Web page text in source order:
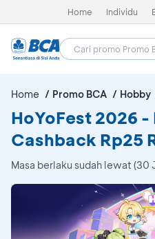
Home Individu
Home Promo BCA Hobby
HoYoFest 2026
Cashback Rp25
Masa berlaku sudah lewat